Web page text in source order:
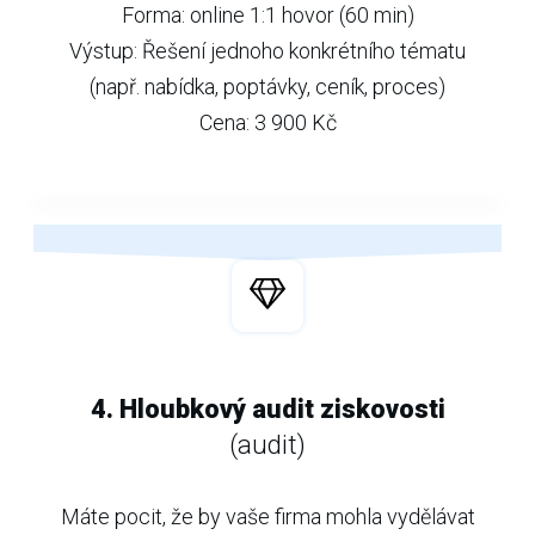
Forma: online 1:1 hovor (60 min)
Výstup: Řešení jednoho konkrétního tématu
(např. nabídka, poptávky, ceník, proces)
Cena: 3 900 Kč
4. Hloubkový audit ziskovosti
(audit)
Máte pocit, že by vaše firma mohla vydělávat